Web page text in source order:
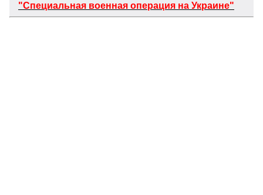
"Специальная военная операция на Украине"